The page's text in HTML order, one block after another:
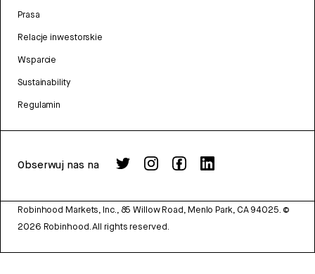
Prasa
Relacje inwestorskie
Wsparcie
Sustainability
Regulamin
Obserwuj nas na
Robinhood Markets, Inc., 85 Willow Road, Menlo Park, CA 94025. ©
2026 Robinhood. All rights reserved.